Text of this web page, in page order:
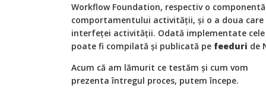
Workflow Foundation, respectiv o
comportamentului activității, și o a doua
interfeței activității. Odată implementate
poate fi compilată și publicată pe feeduri de
Acum că am lămurit ce testăm și cum vom
prezenta întregul proces, putem începe.